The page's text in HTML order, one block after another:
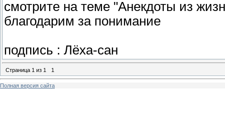
смотрите на теме "Анекдоты из
благодарим за понимание
подпись : Лёха-сан
Страница 1 из 1 1
Полная версия сайта